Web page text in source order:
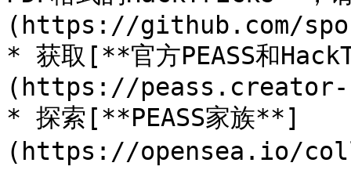
(https://github.com/
* 获取[**官方PEASS和
(https://peass.creator-
* 探索[**PEASS家族**]
(https://opensea.io/